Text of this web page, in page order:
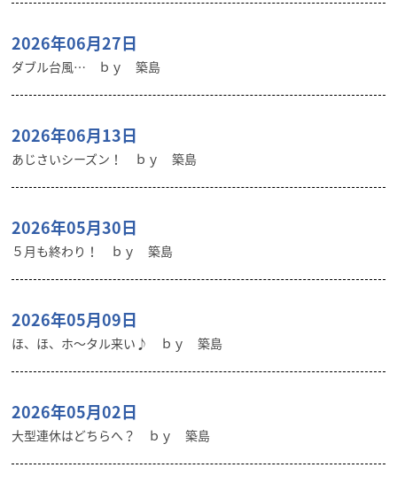
2026年06月27日
ダブル台風… ｂｙ 築島
2026年06月13日
あじさいシーズン！ ｂｙ 築島
2026年05月30日
５月も終わり！ ｂｙ 築島
2026年05月09日
ほ、ほ、ホ～タル来い♪ ｂｙ 築島
2026年05月02日
大型連休はどちらへ？ ｂｙ 築島